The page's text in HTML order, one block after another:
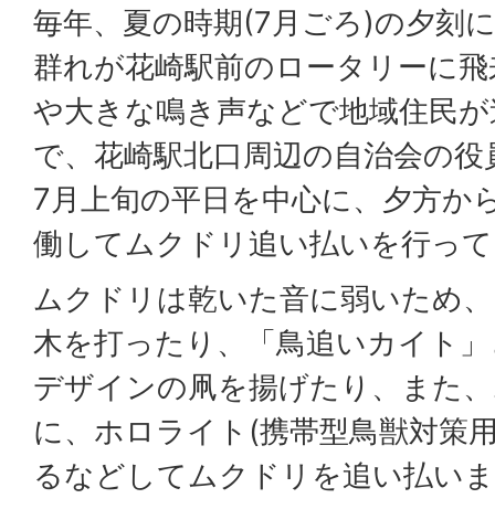
毎年、夏の時期(7月ごろ)の夕刻
群れが花崎駅前のロータリーに
や大きな鳴き声などで地域住民
で、花崎駅北口周辺の自治会の
7月上旬の平日を中心に、夕方か
働してムクドリ追い払いを行っ
ムクドリは乾いた音に弱いため
木を打ったり、「鳥追いカイト
デザインの凧を揚げたり、また
に、ホロライト(携帯型鳥獣対策
るなどしてムクドリを追い払い